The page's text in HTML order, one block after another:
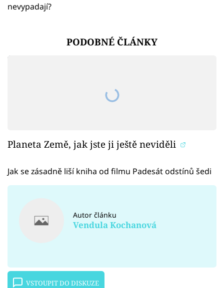
nevypadají?
PODOBNÉ ČLÁNKY
Planeta Země, jak jste ji ještě neviděli
Jak se zásadně liší kniha od filmu Padesát odstínů šedi
Autor článku
Vendula Kochanová
VSTOUPIT DO DISKUZE